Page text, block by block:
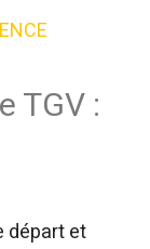
TGV :
départ et